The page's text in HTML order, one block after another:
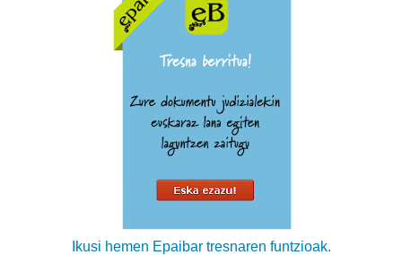
Ikusi hemen Epaibar tresnaren funtzioak.